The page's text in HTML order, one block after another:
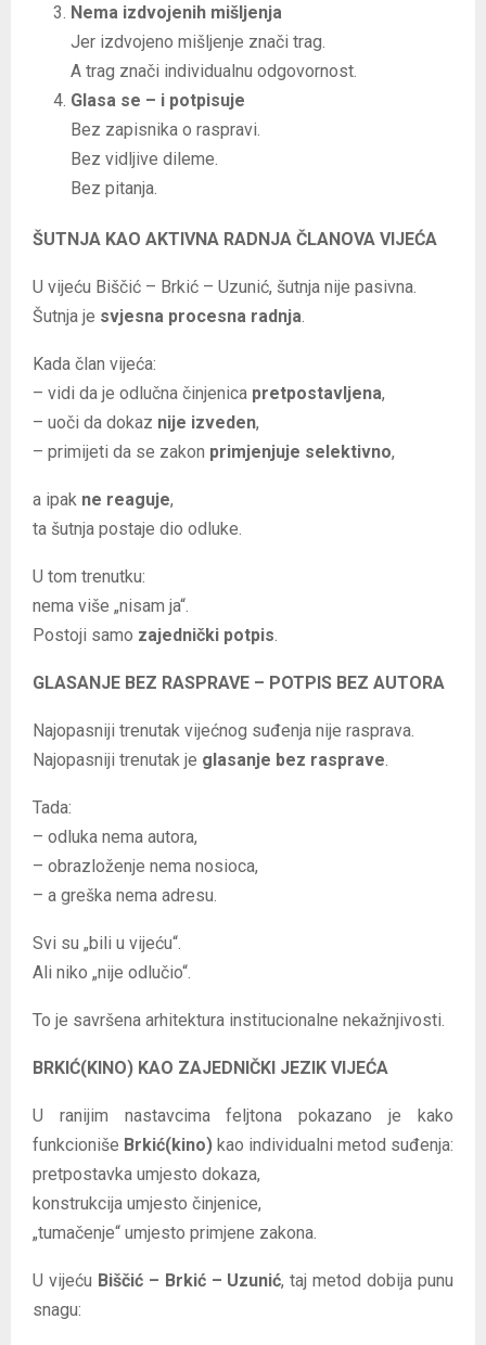
Nema izdvojenih mišljenja
Jer izdvojeno mišljenje znači trag.
A trag znači individualnu odgovornost.
Glasa se – i potpisuje
Bez zapisnika o raspravi.
Bez vidljive dileme.
Bez pitanja.
ŠUTNJA KAO AKTIVNA RADNJA ČLANOVA VIJEĆA
U vijeću Biščić – Brkić – Uzunić, šutnja nije pasivna.
Šutnja je svjesna procesna radnja
Kada član vijeća:
– vidi da je odlučna činjenica pretpostavljena,
– uoči da dokaz nije izveden,
– primijeti da se zakon primjenjuje selektivno,
a ipak ne reaguje,
ta šutnja postaje dio odluke.
U tom trenutku:
nema više „nisam ja“.
Postoji samo zajednički potpis
GLASANJE BEZ RASPRAVE – POTPIS BEZ AUTORA
Najopasniji trenutak vijećnog suđenja nije rasprava.
Najopasniji trenutak je glasanje bez rasprave
Tada:
– odluka nema autora,
– obrazloženje nema nosioca,
– a greška nema adresu.
Svi su „bili u vijeću“.
Ali niko „nije odlučio“.
To je savršena arhitektura institucionalne nekažnjivosti.
BRKIĆ(KINO) KAO ZAJEDNIČKI JEZIK VIJEĆA
U ranijim nastavcima feljtona pokazano je kako
funkcioniše Brkić(kino) kao individualni metod suđenja:
pretpostavka umjesto dokaza,
konstrukcija umjesto činjenice,
„tumačenje“ umjesto primjene zakona.
U vijeću Biščić – Brkić – Uzunić, taj metod dobija punu
snagu: